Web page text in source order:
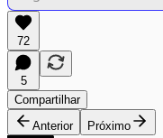
72
5
Compartilhar
Anterior
Próximo